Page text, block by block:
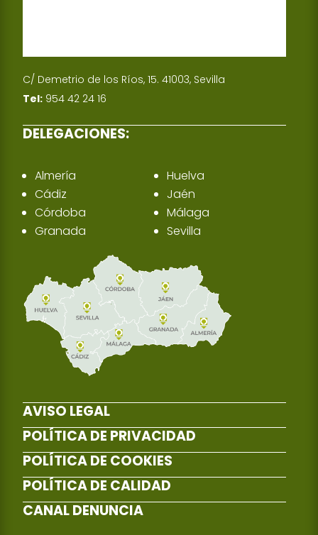
C/ Demetrio de los Ríos, 15. 41003, Sevilla
Tel: 954 42 24 16
DELEGACIONES:
Almería
Cádiz
Córdoba
Granada
Huelva
Jaén
Málaga
Sevilla
AVISO LEGAL
POLÍTICA DE PRIVACIDAD
POLÍTICA DE COOKIES
POLÍTICA DE CALIDAD
CANAL DENUNCIA